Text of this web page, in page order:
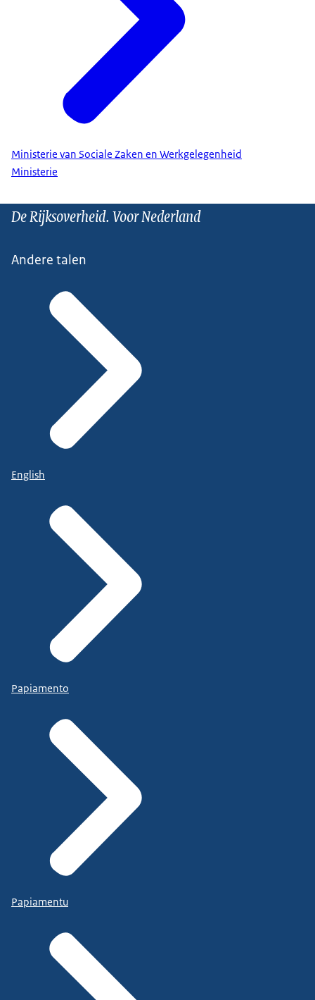
Ministerie van Sociale Zaken en Werkgelegenheid
Ministerie
De Rijksoverheid. Voor Nederland
Andere talen
English
Papiamento
Papiamentu